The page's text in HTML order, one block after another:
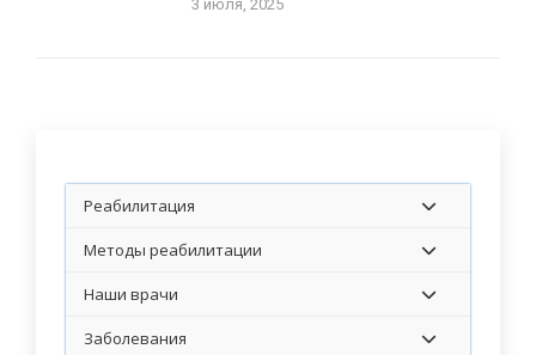
3 июля, 2025
Реабилитация
Методы реабилитации
Наши врачи
Заболевания